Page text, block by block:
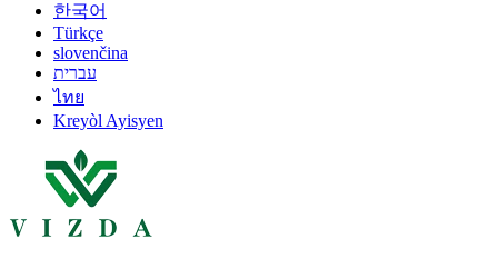
한국어
Türkçe
slovenčina
עברית
ไทย
Kreyòl Ayisyen